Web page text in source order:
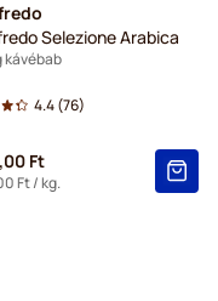
Selezione Arabica
kávébab
4.4(76)
Ft
Ft/ kg.